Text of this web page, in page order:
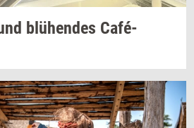
blühendes Café-​